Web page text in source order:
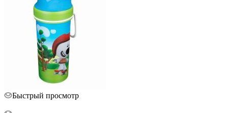
Быстрый просмотр